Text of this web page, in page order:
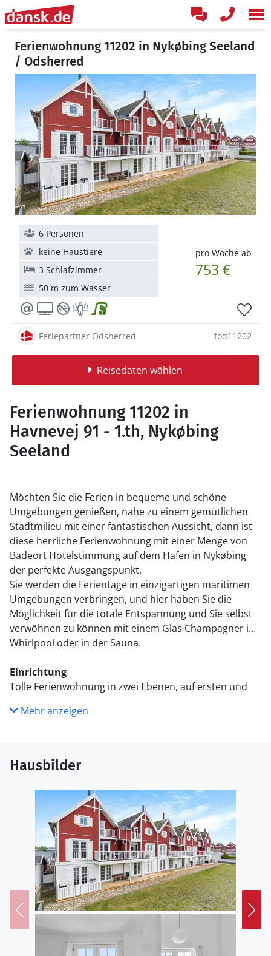
Ferienwohnung 11202 in Nykøbing Seeland
/ Odsherred
pro Woche ab
753 €
6 Personen
keine Haustiere
3 Schlafzimmer
50 m zum Wasser
Feriepartner Odsherred fod11202
Reisedaten wählen
Ferienwohnung 11202 in
Havnevej 91 - 1.th, Nykøbing
Seeland
Möchten Sie die Ferien in bequeme und schöne
Umgebungen genießen, nahe zu einem gemütlichen
Stadtmilieu mit einer fantastischen Aussicht, dann ist
diese herrliche Ferienwohnung mit einer Menge von
Badeort Hotelstimmung auf dem Hafen in Nykøbing
der perfekte Ausgangspunkt.
Sie werden die Ferientage in einzigartigen maritimen
Umgebungen verbringen, und hier haben Sie die
Möglichkeit für die totale Entspannung und Sie selbst
verwöhnen zu können mit einem Glas Champagner im
Whirlpool oder in der Sauna.
Einrichtung
Tolle Ferienwohnung in zwei Ebenen, auf ersten und
östlichen und einer westlichen Terrasse sowie auch
Panorama, wohl ausgerüsteter Küche, Schlafzimmer
mit Doppelbett und Badezimmer mit kombinierter
Waschmaschine/Trockener. Auf der oberen Ebene
haben Sie zwei Schlafzimmer mit Doppelbetten und
ein großes Badezimmer mit Whirlpool und Sauna.
TV-PaketundguteInternetVerbindung
Lage / Umgebung
Die maritimen Umgebungen bei dem Hafen in
Nykøbing geben Ihnen die Möglichkeit für ganz
einzigartige Erlebnisse, entweder Sie Kunst, Kultur,
Kajaktouren oder gutes Essen gern haben. Die vielen
Restaurants, Cafés, das Theater und die
Spezialgeschäfte auf der Fußgängerstraße in Nykøbing
Mehr anzeigen
Hausbilder